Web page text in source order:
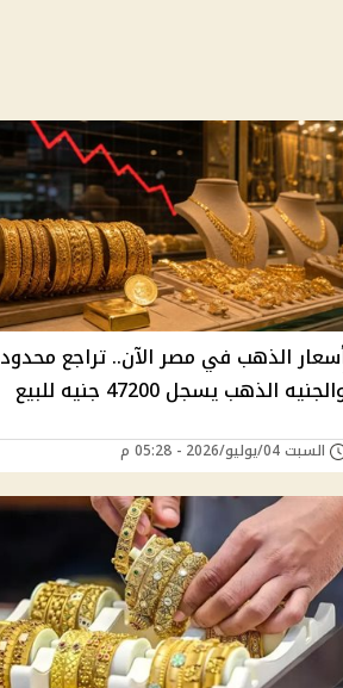
الذهب في مصر الآن.. تراجع محدود
الذهب يسجل 47200 جنيه للبيع
السبت 04/يوليو/2026 - 05:28 م